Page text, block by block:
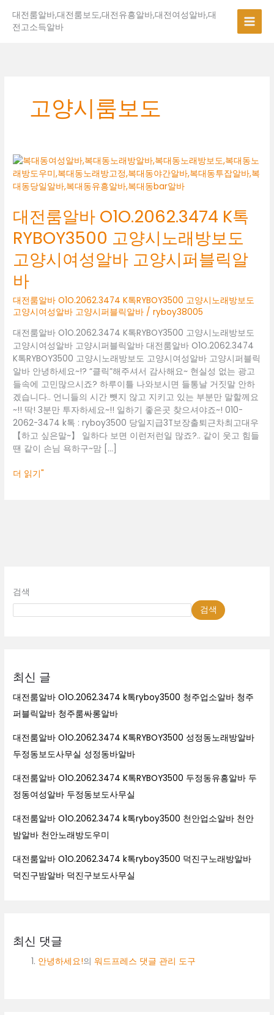
대전룸알바,대전룸보도,대전유흥알바,대전여성알바,대
전고소득알바
고양시룸보도
대전룸알바 O1O.2062.3474 K톡
RYBOY3500 고양시노래방보도
고양시여성알바 고양시퍼블릭알
바
대전룸알바 O1O.2062.3474 K톡RYBOY3500 고양시노래방보도
고양시여성알바 고양시퍼블릭알바 /ryboy38005
대전룸알바 O1O.2062.3474 K톡RYBOY3500 고양시노래방보도
고양시여성알바 고양시퍼블릭알바 대전룸알바 O1O.2062.3474
K톡RYBOY3500 고양시노래방보도 고양시여성알바 고양시퍼블릭
알바 안녕하세요~!? “클릭”해주셔서 감사해요~ 현실성 없는 광고
들속에 고민많으시죠? 하루이틀 나와보시면 들통날 거짓말 안하
겠습니다.. 언니들의 시간 뺏지 않고 지키고 있는 부분만 말할께요
~!! 딱! 3분만 투자하세요~!! 일하기 좋은곳 찾으셔야죠~! 010-
2062-3474 k톡 : ryboy3500 당일지급3T보장출퇴근차최고대우
【하고 싶은말~】 일하다 보면 이런저런일 많죠?.. 같이 웃고 힘들
땐 같이 손님 욕하구~맘 […]
대
전
룸
바
O1O.2062.3474
K
RYBOY3500
고
양
시
노
래
방
보
도
고
양
시
여
성
알
바
고
더 읽기"
검색
검색
최신 글
대전룸알바 O1O.2062.3474 k톡ryboy3500 청주업소알바 청주
퍼블릭알바 청주룸싸롱알바
대전룸알바 O1O.2062.3474 K톡RYBOY3500 성정동노래방알바
두정동보도사무실 성정동바알바
대전룸알바 O1O.2062.3474 K톡RYBOY3500 두정동유흥알바 두
정동여성알바 두정동보도사무실
대전룸알바 O1O.2062.3474 k톡ryboy3500 천안업소알바 천안
밤알바 천안노래방도우미
대전룸알바 O1O.2062.3474 k톡ryboy3500 덕진구노래방알바
덕진구밤알바 덕진구보도사무실
최신 댓글
안녕하세요!의워드프레스 댓글 관리 도구